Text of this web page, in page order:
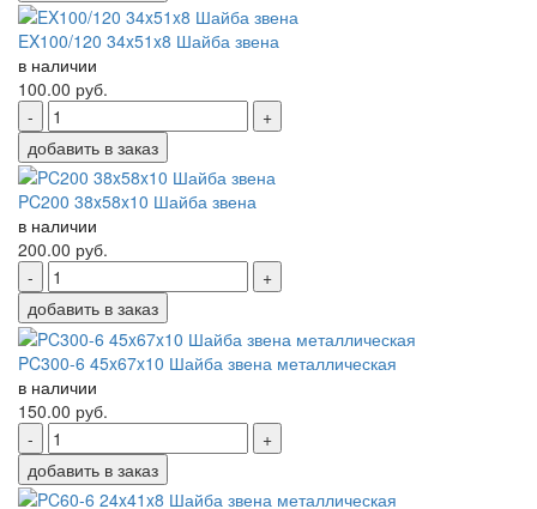
EX100/120 34x51x8 Шайба звена
в наличии
100.00 руб.
-
+
добавить в заказ
PC200 38x58x10 Шайба звена
в наличии
200.00 руб.
-
+
добавить в заказ
PC300-6 45x67x10 Шайба звена металлическая
в наличии
150.00 руб.
-
+
добавить в заказ